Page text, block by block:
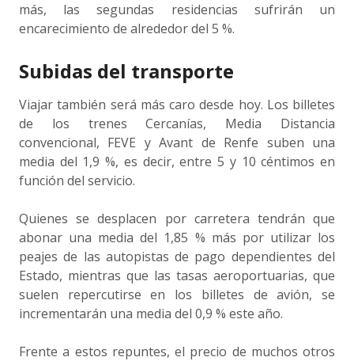
más, las segundas residencias sufrirán un
encarecimiento de alrededor del 5 %.
Subidas del transporte
Viajar también será más caro desde hoy. Los billetes
de los trenes Cercanías, Media Distancia
convencional, FEVE y Avant de Renfe suben una
media del 1,9 %, es decir, entre 5 y 10 céntimos en
función del servicio.
Quienes se desplacen por carretera tendrán que
abonar una media del 1,85 % más por utilizar los
peajes de las autopistas de pago dependientes del
Estado, mientras que las tasas aeroportuarias, que
suelen repercutirse en los billetes de avión, se
incrementarán una media del 0,9 % este año.
Frente a estos repuntes, el precio de muchos otros